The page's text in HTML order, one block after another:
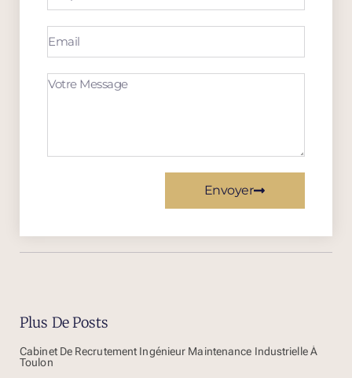
Envoyer
Plus De Posts
Cabinet De Recrutement Ingénieur Maintenance Industrielle À
Toulon